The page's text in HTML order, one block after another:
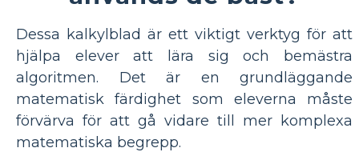
Dessa kalkylblad är ett viktigt verktyg för att
hjälpa elever att lära sig och bemästra
algoritmen. Det är en grundläggande
matematisk färdighet som eleverna måste
förvärva för att gå vidare till mer komplexa
matematiska begrepp.